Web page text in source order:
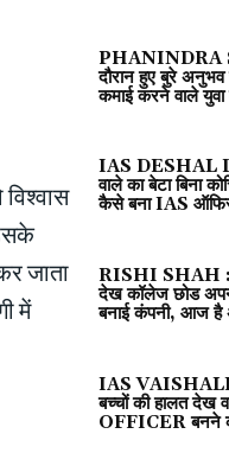
जाता
में
PHANINDRA
दौरान हुए बुरे
कमाई करने वाले युवा
IAS DESHAL
वाले का बेटा बिना
कैसे बना IAS
RISHI SHAH :
देख कॉलेज छोड
बनाई कंपनी, आज है
IAS VAISHALI
बच्चों की हालत देख
OFFICER बनने